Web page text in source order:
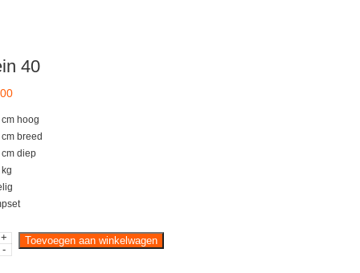
40
hoog
breed
cm diep
+
-
Toevoegen aan winkelwagen